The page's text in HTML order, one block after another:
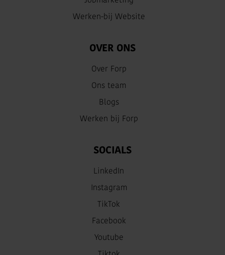
Werken-bij Website
OVER ONS
Over Forp
Ons team
Blogs
Werken bij Forp
SOCIALS
LinkedIn
Instagram
TikTok
Facebook
Youtube